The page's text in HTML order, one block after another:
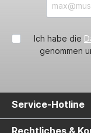
Ich habe die
genommen
Service-Hotline